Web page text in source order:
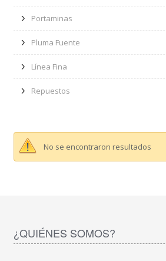
Portaminas
Pluma Fuente
Línea Fina
Repuestos
No se encontraron resultados
¿QUIÉNES SOMOS?